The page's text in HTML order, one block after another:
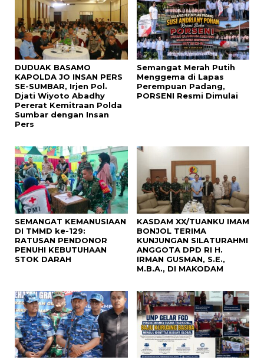
DUDUAK BASAMO
KAPOLDA JO INSAN PERS
SE-SUMBAR, Irjen Pol.
Djati Wiyoto Abadhy
Pererat Kemitraan Polda
Sumbar dengan Insan
Pers
Semangat Merah Putih
Menggema di Lapas
Perempuan Padang,
PORSENI Resmi Dimulai
SEMANGAT KEMANUSIAAN
DI TMMD ke-129:
RATUSAN PENDONOR
PENUHI KEBUTUHAAN
STOK DARAH
KASDAM XX/TUANKU IMAM
BONJOL TERIMA
KUNJUNGAN SILATURAHMI
ANGGOTA DPD RI H.
IRMAN GUSMAN, S.E.,
M.B.A., DI MAKODAM